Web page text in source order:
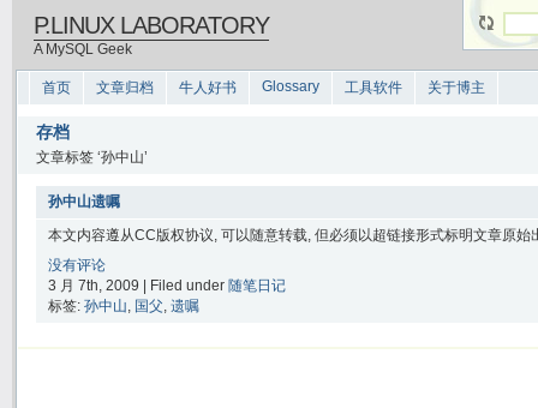
P.LINUX LABORATORY
A MySQL Geek
首页 文章归档 牛人好书 Glossary 工具软件 关于博主
存档
文章标签 ‘孙中山’
孙中山遗嘱
本文内容遵从CC版权协议, 可以随意转载, 但必须以超链接形式标明文章原
没有评论
3 月 7th, 2009 | Filed under 随笔日记
标签: 孙中山, 国父, 遗嘱